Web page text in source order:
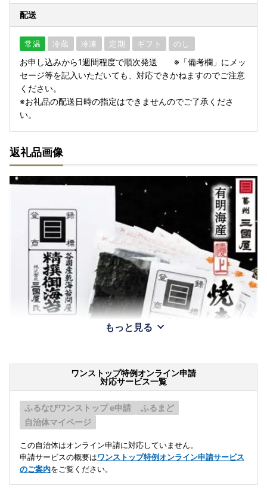
配送
常温 冷蔵 冷凍 定期 ギフト のし
お申し込みから1週間程度で順次発送 ※「備考欄」にメッ
セージ等を記入いただいても、対応できかねますのでご注意
ください。
※お礼品の配送日時の指定はできませんのでご了承くださ
い。
返礼品画像
もっと見る
ワンストップ特例オンライン申請
対応サービス一覧
ふるなびワンストップ e申請
ふるまど
自治体マイページ
この自治体はオンライン申請に対応していません。
申請サービスの概要はワンストップ特例オンライン申請サービス
のご案内をご覧ください。